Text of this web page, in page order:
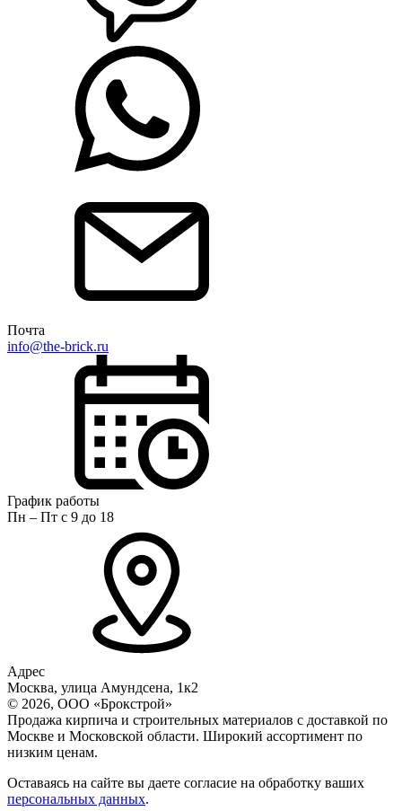
Почта
info@the-brick.ru
График работы
Пн – Пт с 9 до 18
Адрес
Москва, улица Амундсена, 1к2
© 2026, ООО «Брокстрой»
Продажа кирпича и строительных материалов с доставкой по
Москве и Московской области. Широкий ассортимент по
низким ценам.
Оставаясь на сайте вы даете согласие на обработку ваших
персональных данных.